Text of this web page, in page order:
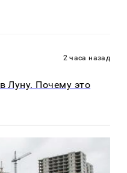
2 часа назад
Луну. Почему это